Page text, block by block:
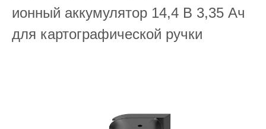
ионный аккумулятор 14,4 В 3,35 Ач
для картографической ручки